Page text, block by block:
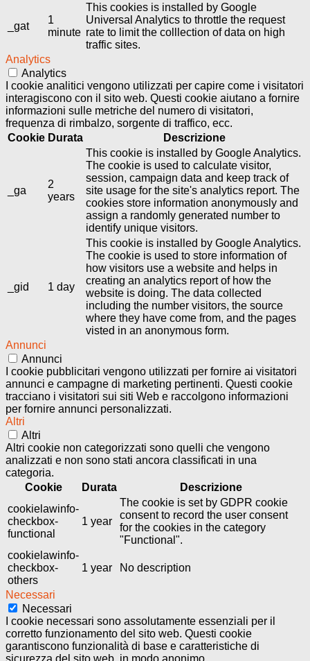
_gat
1
minute
This cookies is installed by Google
Universal Analytics to throttle the request
rate to limit the colllection of data on high
traffic sites.
Analytics
Analytics
I cookie analitici vengono utilizzati per capire come i visitatori
interagiscono con il sito web. Questi cookie aiutano a fornire
informazioni sulle metriche del numero di visitatori,
frequenza di rimbalzo, sorgente di traffico, ecc.
Cookie Durata Descrizione
_ga
2
years
This cookie is installed by Google Analytics.
The cookie is used to calculate visitor,
session, campaign data and keep track of
site usage for the site's analytics report. The
cookies store information anonymously and
assign a randomly generated number to
identify unique visitors.
_gid 1 day
This cookie is installed by Google Analytics.
The cookie is used to store information of
how visitors use a website and helps in
creating an analytics report of how the
website is doing. The data collected
including the number visitors, the source
where they have come from, and the pages
visted in an anonymous form.
Annunci
Annunci
I cookie pubblicitari vengono utilizzati per fornire ai visitatori
annunci e campagne di marketing pertinenti. Questi cookie
tracciano i visitatori sui siti Web e raccolgono informazioni
per fornire annunci personalizzati.
Altri
Altri
Altri cookie non categorizzati sono quelli che vengono
analizzati e non sono stati ancora classificati in una
categoria.
Cookie
Durata
Descrizione
cookielawinfo-
checkbox-
functional
1 year
The cookie is set by GDPR cookie
consent to record the user consent
for the cookies in the category
"Functional".
cookielawinfo-
checkbox-
others
1 year No description
Necessari
Necessari
I cookie necessari sono assolutamente essenziali per il
corretto funzionamento del sito web. Questi cookie
garantiscono funzionalità di base e caratteristiche di
sicurezza del sito web, in modo anonimo.